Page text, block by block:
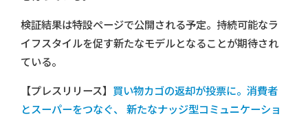
検証結果は特設ページで公開される予定。持続可能なラ
イフスタイルを促す新たなモデルとなることが期待され
ている。
【プレスリリース】 買い物カゴの返却が投票に。消費者
とスーパーをつなぐ、 新たなナッジ型コミュニケーショ